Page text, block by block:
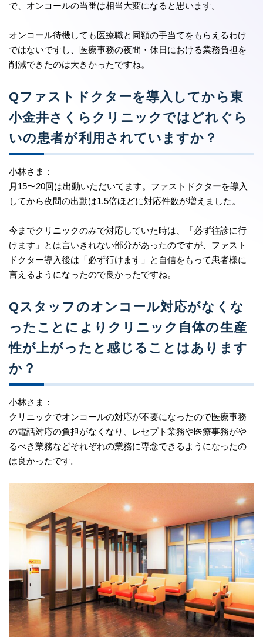
で、オンコールの当番は相当大変になると思います。
オンコール待機しても医療職と同額の手当てをもらえるわけ
ではないですし、医療事務の夜間・休日における業務負担を
削減できたのは大きかったですね。
Qファストドクターを導入してから東
小金井さくらクリニックではどれぐら
いの患者が利用されていますか？
小林さま：
月15〜20回は出動いただいてます。ファストドクターを導入
してから夜間の出動は1.5倍ほどに対応件数が増えました。
今までクリニックのみで対応していた時は、「必ず往診に行
けます」とは言いきれない部分があったのですが、ファスト
ドクター導入後は「必ず行けます」と自信をもって患者様に
言えるようになったので良かったですね。
Qスタッフのオンコール対応がなくな
ったことによりクリニック自体の生産
性が上がったと感じることはあります
か？
小林さま：
クリニックでオンコールの対応が不要になったので医療事務
の電話対応の負担がなくなり、レセプト業務や医療事務がや
るべき業務などそれぞれの業務に専念できるようになったの
は良かったです。